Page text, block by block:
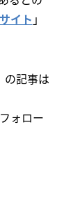
イト 」
の記事は
ォロー